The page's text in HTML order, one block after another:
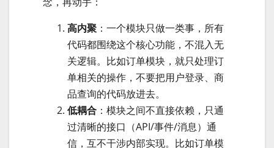
高内聚 ：一个模块只做一类事，所有
代码都围绕这个核心功能，不混入无
关逻辑。比如订单模块，就只处理订
单相关的操作，不要把用户登录、商
品查询的代码放进去。
低耦合 ：模块之间不直接依赖，只通
过清晰的接口（API/事件/消息）通
信，互不干涉内部实现。比如订单模